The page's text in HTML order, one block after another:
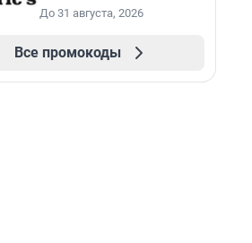
До 31 августа, 2026
Все промокоды